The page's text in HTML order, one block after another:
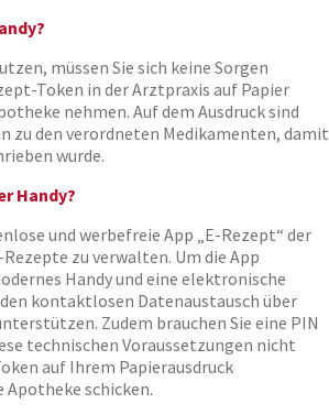
müssen Sie sich keine Sorgen
Token in der Arztpraxis auf Papier
nehmen. Auf dem Ausdruck sind
zu den verordneten Medikamenten, damit
wurde.
Handy?
und werbefreie App „E-Rezept“ der
zu verwalten. Um die App
Handy und eine elektronische
kontaktlosen Datenaustausch über
Zudem brauchen Sie eine PIN
technischen Voraussetzungen nicht
auf Ihrem Papierausdruck
schicken.